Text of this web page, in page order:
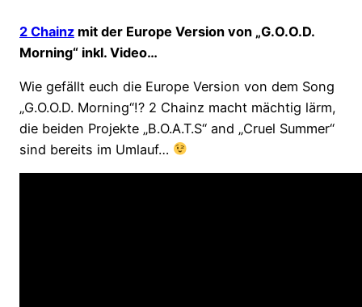
2 Chainz mit der Europe Version von „G.O.O.D.
Morning“ inkl. Video…
Wie gefällt euch die Europe Version von dem Song
„G.O.O.D. Morning“!? 2 Chainz macht mächtig lärm,
die beiden Projekte „B.O.A.T.S“ and „Cruel Summer“
sind bereits im Umlauf…